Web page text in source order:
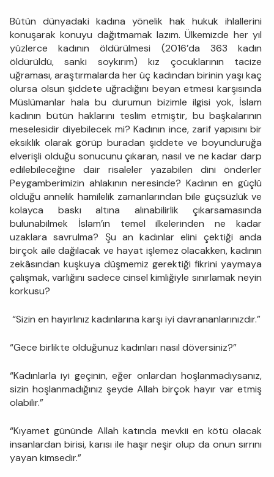
Bütün dünyadaki kadına yönelik hak hukuk ihlallerini
konuşarak konuyu dağıtmamak lazım. Ülkemizde her yıl
yüzlerce kadının öldürülmesi (2016’da 363 kadın
öldürüldü, sanki soykırım) kız çocuklarının tacize
uğraması, araştırmalarda her üç kadından birinin yaşı kaç
olursa olsun şiddete uğradığını beyan etmesi karşısında
Müslümanlar hala bu durumun bizimle ilgisi yok, İslam
kadının bütün haklarını teslim etmiştir, bu başkalarının
meselesidir diyebilecek mi? Kadının ince, zarif yapısını bir
eksiklik olarak görüp buradan şiddete ve boyunduruğa
elverişli olduğu sonucunu çıkaran, nasıl ve ne kadar darp
edilebileceğine dair risaleler yazabilen dini önderler
Peygamberimizin ahlakının neresinde? Kadının en güçlü
olduğu annelik hamilelik zamanlarından bile güçsüzlük ve
kolayca baskı altına alınabilirlik çıkarsamasında
bulunabilmek İslam’ın temel ilkelerinden ne kadar
uzaklara savrulma? Şu an kadınlar elini çektiği anda
birçok aile dağılacak ve hayat işlemez olacakken, kadının
zekâsından kuşkuya düşmemiz gerektiği fikrini yaymaya
çalışmak, varlığını sadece cinsel kimliğiyle sınırlamak neyin
korkusu?
“Sizin en hayırlınız kadınlarına karşı iyi davrananlarınızdır.”
“Gece birlikte olduğunuz kadınları nasıl döversiniz?”
“Kadınlarla iyi geçinin, eğer onlardan hoşlanmadıysanız,
sizin hoşlanmadığınız şeyde Allah birçok hayır var etmiş
olabilir.”
“Kıyamet gününde Allah katında mevkii en kötü olacak
insanlardan birisi, karısı ile haşır neşir olup da onun sırrını
yayan kimsedir.”